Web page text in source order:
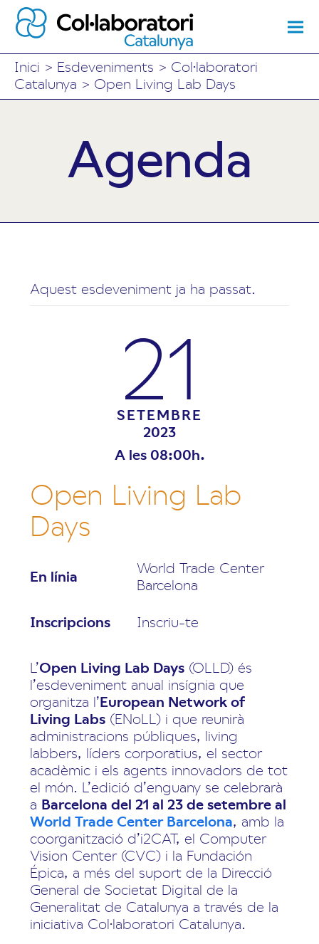
Inici > Esdeveniments > Col·laboratori
Catalunya > Open Living Lab Days
Agenda
Aquest esdeveniment ja ha passat.
21
SETEMBRE
2023
A les 08:00h.
Open Living Lab
Days
En línia
World Trade Center
Barcelona
Inscripcions Inscriu-te
L’Open Living Lab Days (OLLD) és
l’esdeveniment anual insígnia que
organitza l’European Network of
Living Labs (ENoLL) i que reunirà
administracions públiques, living
labbers, líders corporatius, el sector
acadèmic i els agents innovadors de tot
el món. L’edició d’enguany se celebrarà
a Barcelona del 21 al 23 de setembre al
World Trade Center Barcelona, amb la
coorganització d’i2CAT, el Computer
Vision Center (CVC) i la Fundación
Épica, a més del suport de la Direcció
General de Societat Digital de la
Generalitat de Catalunya a través de la
iniciativa Col·laboratori Catalunya.